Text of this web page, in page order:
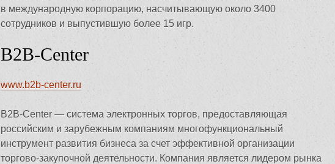
в международную корпорацию, насчитывающую около 3400
сотрудников и выпустившую более 15 игр.
B2B-Center
www.b2b-center.ru
B2B-Center — система электронных торгов, предоставляющая
российским и зарубежным компаниям многофункциональный
инструмент развития бизнеса за счет эффективной организации
торгово-закупочной деятельности. Компания является лидером рынка